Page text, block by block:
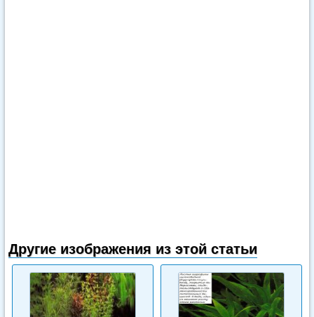
Другие изображения из этой статьи